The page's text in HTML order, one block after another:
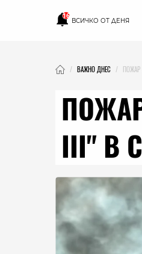
16
ВСИЧКО ОТ ДЕНЯ
ВАЖНО ДНЕС
III" В